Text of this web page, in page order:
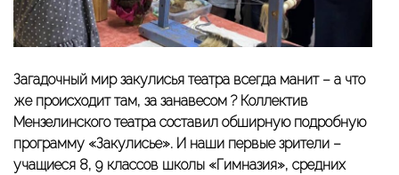
Загадочный мир закулисья театра всегда манит – а что
же происходит там, за занавесом ? Коллектив
Мензелинского театра составил обширную подробную
программу «Закулисье». И наши первые зрители –
учащиеся 8, 9 классов школы «Гимназия», средних